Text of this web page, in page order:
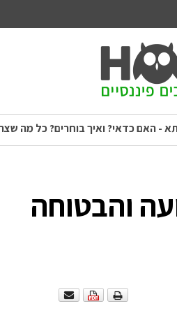
- האם כדאי? ואיך בוחרים? כל מה
והבטוחה